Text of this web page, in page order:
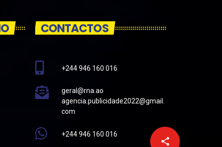
share
email
CONTACTOS
+244 946 160 016
geral@rna.ao
agencia.publicidade2022@gmail.
com
+244 946 160 016